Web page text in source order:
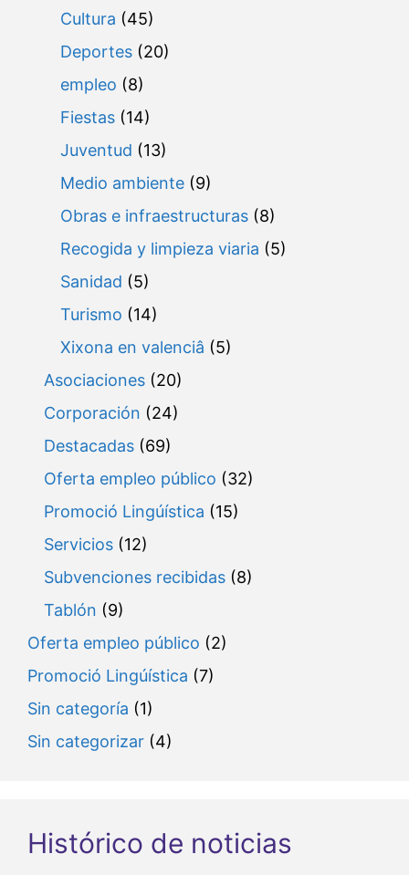
Cultura (45)
Deportes (20)
empleo (8)
Fiestas (14)
Juventud (13)
Medio ambiente (9)
Obras e infraestructuras (8)
Recogida y limpieza viaria (5)
Sanidad (5)
Turismo (14)
Xixona en valenciâ (5)
Asociaciones (20)
Corporación (24)
Destacadas (69)
Oferta empleo público (32)
Promoció Lingúística (15)
Servicios (12)
Subvenciones recibidas (8)
Tablón (9)
Oferta empleo público (2)
Promoció Lingúística (7)
Sin categoría (1)
Sin categorizar (4)
Histórico de noticias